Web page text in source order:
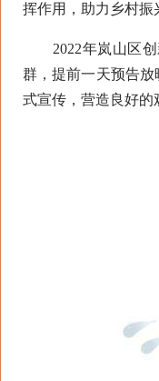
挥作用，助力乡村振
2022年岚山区创
群，提前一天预告
式宣传，营造良好的